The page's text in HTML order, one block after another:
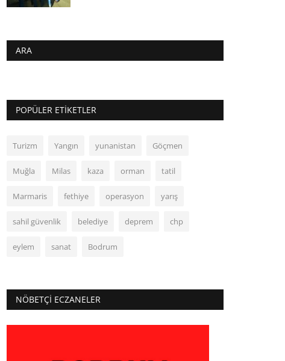
ARA
POPÜLER ETIKETLER
Turizm Yangın yunanistan Göçmen
Muğla Milas kaza orman tatil
Marmaris fethiye operasyon yarış
sahil güvenlik belediye deprem chp
eylem sanat Bodrum
NÖBETÇI ECZANELER